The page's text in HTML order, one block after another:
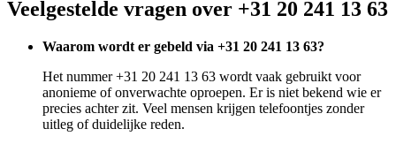
Veelgestelde vragen over +31 20 241 13 63
Waarom wordt er gebeld via +31 20 241 13 63?
Het nummer +31 20 241 13 63 wordt vaak gebruikt voor
anonieme of onverwachte oproepen. Er is niet bekend wie er
precies achter zit. Veel mensen krijgen telefoontjes zonder
uitleg of duidelijke reden.